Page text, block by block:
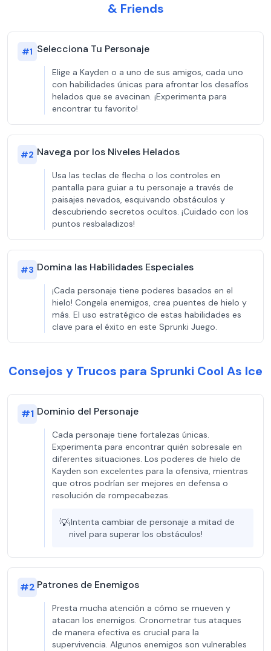
& Friends
#1 Selecciona Tu Personaje
Elige a Kayden o a uno de sus amigos, cada uno
con habilidades únicas para afrontar los desafíos
helados que se avecinan. ¡Experimenta para
encontrar tu favorito!
#2 Navega por los Niveles Helados
Usa las teclas de flecha o los controles en
pantalla para guiar a tu personaje a través de
paisajes nevados, esquivando obstáculos y
descubriendo secretos ocultos. ¡Cuidado con los
puntos resbaladizos!
#3 Domina las Habilidades Especiales
¡Cada personaje tiene poderes basados en el
hielo! Congela enemigos, crea puentes de hielo y
más. El uso estratégico de estas habilidades es
clave para el éxito en este Sprunki Juego.
Consejos y Trucos para Sprunki Cool As Ice
#1 Dominio del Personaje
Cada personaje tiene fortalezas únicas.
Experimenta para encontrar quién sobresale en
diferentes situaciones. Los poderes de hielo de
Kayden son excelentes para la ofensiva, mientras
que otros podrían ser mejores en defensa o
resolución de rompecabezas.
💡¡Intenta cambiar de personaje a mitad de
nivel para superar los obstáculos!
#2 Patrones de Enemigos
Presta mucha atención a cómo se mueven y
atacan los enemigos. Cronometrar tus ataques
de manera efectiva es crucial para la
supervivencia. Algunos enemigos son vulnerables